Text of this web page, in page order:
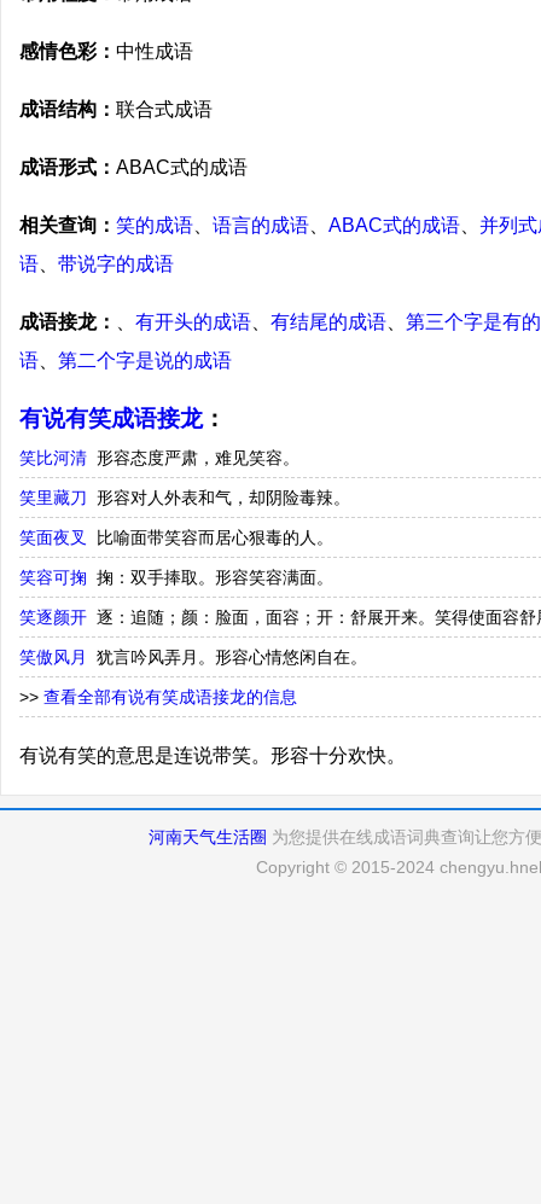
感情色彩： 中性成语
成语结构： 联合式成语
成语形式： ABAC式的成语
相关查询： 笑的成语 语言的成语 ABAC式的成语
并列
语
带说字的成语
成语接龙： 有开头的成语 有结尾的成语
第三个字是有
语
第二个字是说的成语
有说有笑成语接龙：
笑比河清 形容态度严肃，难见笑容。
笑里藏刀 形容对人外表和气，却阴险毒辣。
笑面夜叉 比喻面带笑容而居心狠毒的人。
笑容可掬 掬：双手捧取。形容笑容满面。
笑逐颜开 逐：追随；颜：脸面，面容；开：舒展开来。笑得使面容
笑傲风月 犹言吟风弄月。形容心情悠闲自在。
>> 查看全部有说有笑成语接龙的信息
有说有笑的意思是连说带笑。形容十分欢快。
河南天气生活圈 为您提供在线成语词典查询让您方
Copyright © 2015-2024